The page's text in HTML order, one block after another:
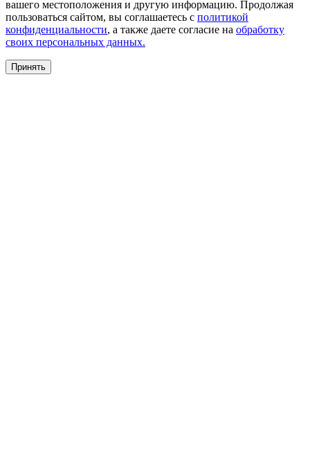
вашего местоположения и другую информацию. Продолжая
пользоваться сайтом, вы соглашаетесь с политикой
конфиденциальности, а также даете согласие на обработку
своих персональных данных.
Принять